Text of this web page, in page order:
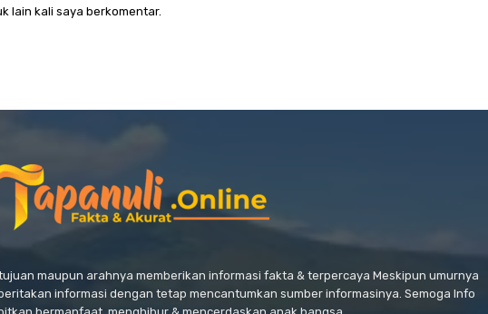
lain kali saya berkomentar.
maupun arahnya memberikan informasi fakta & terpercaya Meskipun umurnya
informasi dengan tetap mencantumkan sumber informasinya. Semoga Info